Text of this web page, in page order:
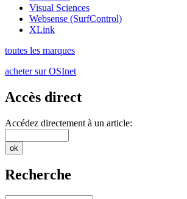
Visual Sciences
Websense (SurfControl)
XLink
toutes les marques
acheter sur OSInet
Accès direct
Accédez directement à un article:
Recherche